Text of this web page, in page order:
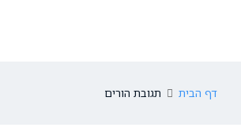
דף הבית תגובת הורים